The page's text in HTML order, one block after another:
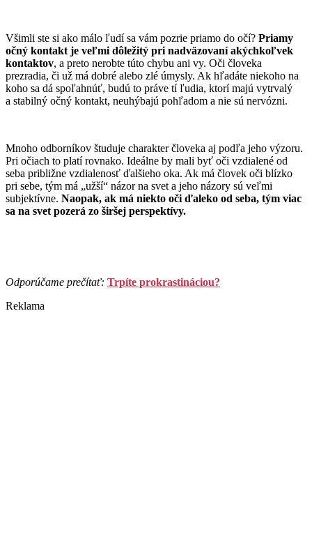
Všimli ste si ako málo ľudí sa vám pozrie priamo do očí? Priamy
očný kontakt je veľmi dôležitý pri nadväzovaní akýchkoľvek
kontaktov, a preto nerobte túto chybu ani vy. Oči človeka
prezradia, či už má dobré alebo zlé úmysly. Ak hľadáte niekoho na
koho sa dá spoľahnúť, budú to práve tí ľudia, ktorí majú vytrvalý
a stabilný očný kontakt, neuhýbajú pohľadom a nie sú nervózni.
Mnoho odborníkov študuje charakter človeka aj podľa jeho výzoru.
Pri očiach to platí rovnako. Ideálne by mali byť oči vzdialené od
seba približne vzdialenosť ďalšieho oka. Ak má človek oči blízko
pri sebe, tým má „užší“ názor na svet a jeho názory sú veľmi
subjektívne. Naopak, ak má niekto oči ďaleko od seba, tým viac
sa na svet pozerá zo širšej perspektívy.
Odporúčame prečítať: Trpíte prokrastináciou?
Reklama